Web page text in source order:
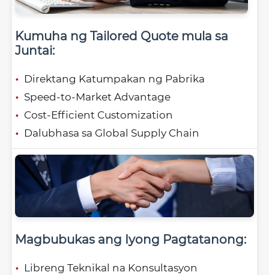
Kumuha ng Tailored Quote mula sa
Juntai:
Direktang Katumpakan ng Pabrika
Speed-to-Market Advantage
Cost-Efficient Customization
Dalubhasa sa Global Supply Chain
Magbubukas ang Iyong Pagtatanong:
Libreng Teknikal na Konsultasyon